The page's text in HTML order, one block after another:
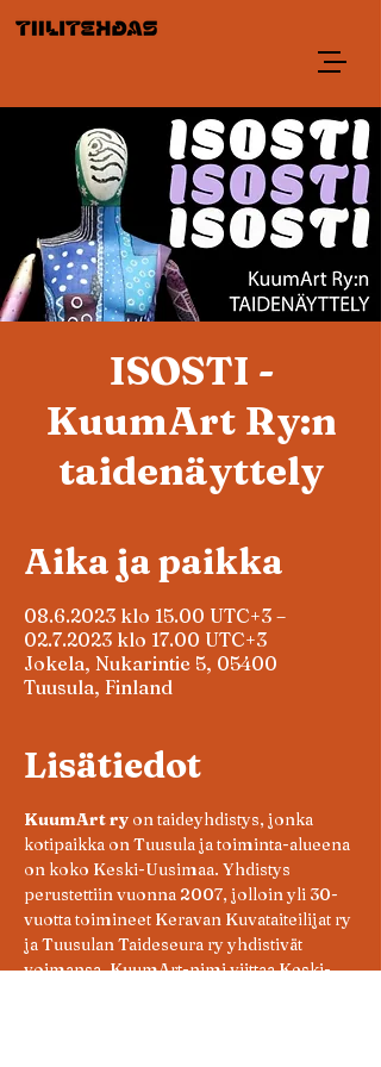
ISOSTI -
KuumArt Ry:n
taidenäyttely
Aika ja paikka
08.6.2023 klo 15.00 UTC+3 –
02.7.2023 klo 17.00 UTC+3
Jokela, Nukarintie 5, 05400
Tuusula, Finland
Lisätiedot
KuumArt ry on taideyhdistys, jonka
kotipaikka on Tuusula ja toiminta-alueena
on koko Keski-Uusimaa. Yhdistys
perustettiin vuonna 2007, jolloin yli 30-
vuotta toimineet Keravan Kuvataiteilijat ry
ja Tuusulan Taideseura ry yhdistivät
voimansa. KuumArt-nimi viittaa Keski-